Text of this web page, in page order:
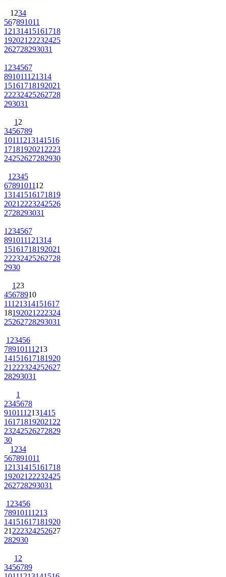
1 234
567891011
12131415161718
192021 22232425
262728293031
1 234567
891011121314
15161718192021
22232425262728
293031
1 2
3456789
10111213141516
1718192021 2223
24252627282930
1 2345
6789101112
13141516171819
2021 2223242526
2728293031
1 234567
891011121314
15161718192021
22232425262728
2930
1 23
45678910
11121314151617
18192021 222324
25262728293031
1 23456
78910111213
14151617181920
21 222324252627
28293031
1
2345678
9101112131415
161718192021 22
23242526272829
30
1 234
567891011
12131415161718
192021 22232425
262728293031
1 23456
78910111213
14151617181920
21 222324252627
282930
1 2
3456789